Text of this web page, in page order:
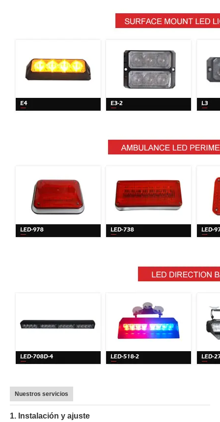
Nuestros servicios
1. Instalación y ajuste